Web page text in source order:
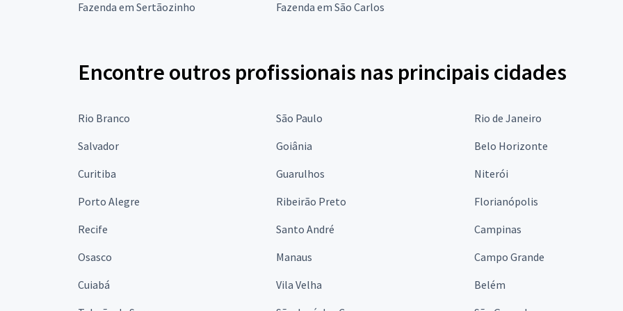
Fazenda em Sertãozinho Fazenda em São Carlos
Encontre outros profissionais nas principais cidades
Rio Branco São Paulo
Rio de Janeiro
Salvador
Goiânia
Belo Horizonte
Curitiba
Guarulhos
Niterói
Porto Alegre
Ribeirão Preto
Florianópolis
Recife
Santo André
Campinas
Osasco
Manaus
Campo Grande
Cuiabá
Vila Velha
Belém